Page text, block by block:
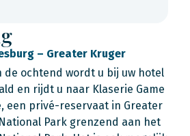
– Greater Kruger
de ochtend wordt u bij uw hotel
en rijdt u naar Klaserie Game
een privé-reservaat in Greater
Park grenzend aan het